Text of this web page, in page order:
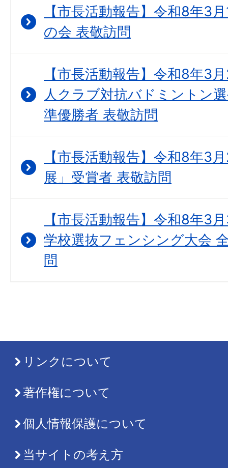
【市長活動報告】令和8年3
の会 表敬訪問
【市長活動報告】令和8年3
人クラブ対抗バドミントン
準優勝者 表敬訪問
【市長活動報告】令和8年3
展」受賞者 表敬訪問
【市長活動報告】令和8年3
学校選抜フェンシング大会
問
リンクについて
著作権について
個人情報保護について
当サイトの考え方